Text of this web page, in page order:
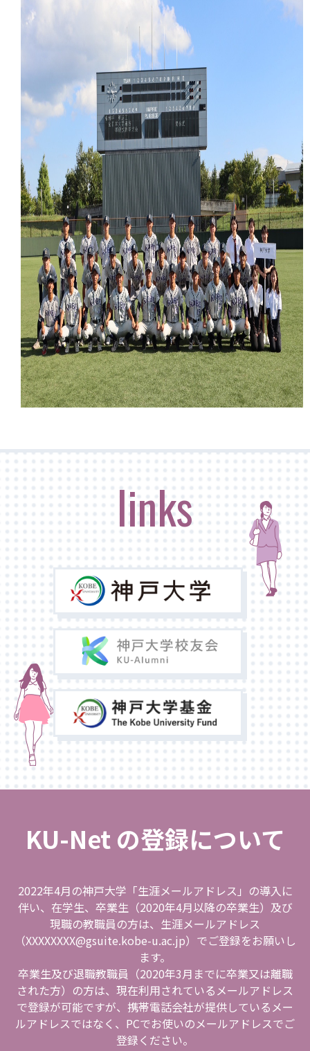
links
KU-Net の登録について
2022年4月の神戸大学「生涯メールアドレス」の導入に
伴い、在学生、卒業生（2020年4月以降の卒業生）及び
現職の教職員の方は、生涯メールアドレス
（XXXXXXXX@gsuite.kobe-u.ac.jp）でご登録をお願いし
ます。
卒業生及び退職教職員（2020年3月までに卒業又は離職
された方）の方は、現在利用されているメールアドレス
で登録が可能ですが、携帯電話会社が提供しているメー
ルアドレスではなく、PCでお使いのメールアドレスでご
登録ください。